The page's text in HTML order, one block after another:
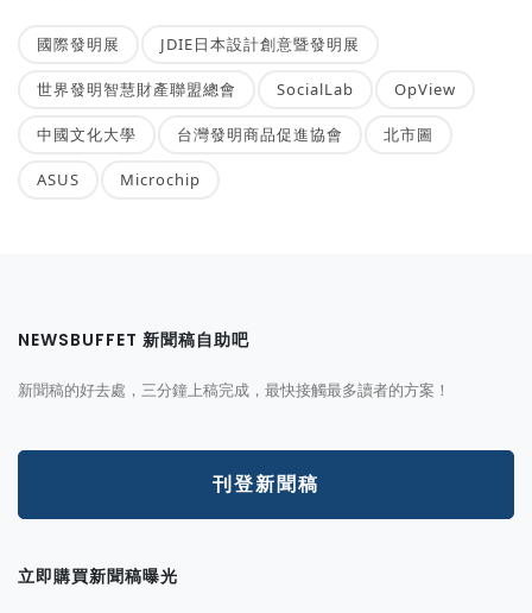
國際發明展 JDIE日本設計創意暨發明展
世界發明智慧財產聯盟總會 SocialLab OpView
中國文化大學 台灣發明商品促進協會 北市圖
ASUS Microchip
NEWSBUFFET 新聞稿自助吧
新聞稿的好去處，三分鐘上稿完成，最快接觸最多讀者的方案！
刊登新聞稿
立即購買新聞稿曝光